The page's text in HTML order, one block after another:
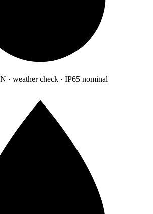
· weather check · IP65 nominal